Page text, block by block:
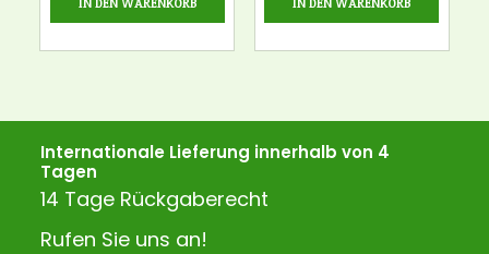
IN DEN WARENKORB IN DEN WARENKORB
Internationale Lieferung innerhalb von 4
Tagen
14 Tage Rückgaberecht
Rufen Sie uns an!